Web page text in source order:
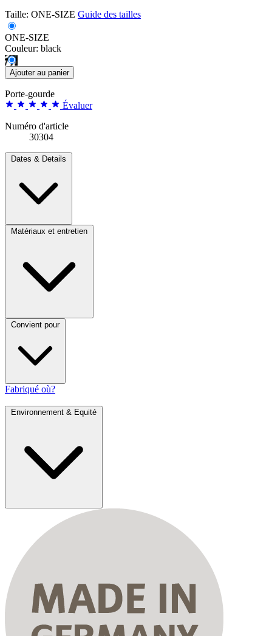
Taille: ONE-SIZE Guide des tailles
ONE-SIZE
Couleur: black
Ajouter au panier
Porte-gourde
Évaluer
Numéro d'article
30304
Dates & Details
Matériaux et entretien
Convient pour
Fabriqué où?
Environnement & Equité